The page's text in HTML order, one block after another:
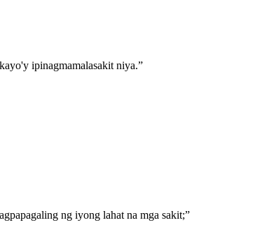
ipinagmamalasakit niya.”
ng iyong lahat na mga sakit;”